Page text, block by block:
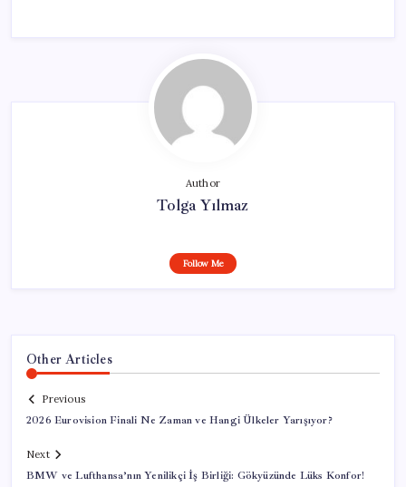
Author
Tolga Yılmaz
Follow Me
Other Articles
Previous
2026 Eurovision Finali Ne Zaman ve Hangi Ülkeler Yarışıyor?
Next
BMW ve Lufthansa’nın Yenilikçi İş Birliği: Gökyüzünde Lüks Konfor!